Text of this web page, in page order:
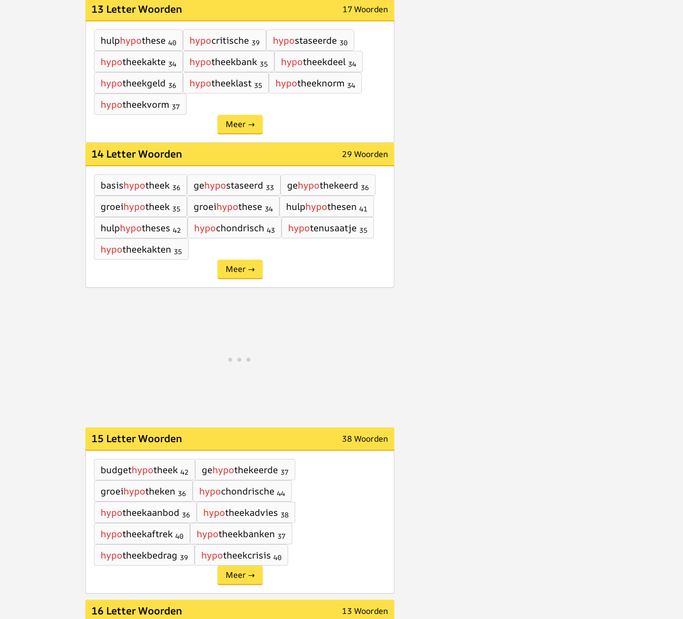
13 Letter Woorden 17 Woorden
hulphypothese 40 hypocritische 39 hypostaseerde 30
hypotheekakte 34 hypotheekbank 35 hypotheekdeel 34
hypotheekgeld 36 hypotheeklast 35 hypotheeknorm 34
hypotheekvorm 37
Meer →
14 Letter Woorden 29 Woorden
basishypotheek 36 gehypostaseerd 33 gehypothekeerd 36
groeihypotheek 35 groeihypothese 34 hulphypothesen 41
hulphypotheses 42 hypochondrisch 43 hypotenusaatje 35
hypotheekakten 35
Meer →
15 Letter Woorden 38 Woorden
budgethypotheek 42 gehypothekeerde 37
groeihypotheken 36 hypochondrische 44
hypotheekaanbod 36 hypotheekadvies 38
hypotheekaftrek 40 hypotheekbanken 37
hypotheekbedrag 39 hypotheekcrisis 40
Meer →
16 Letter Woorden 13 Woorden